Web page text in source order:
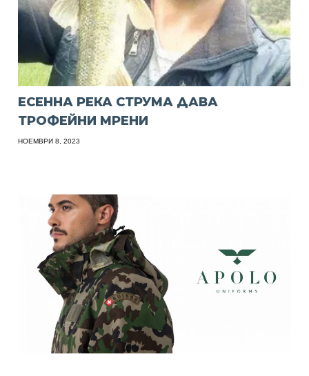
ЕСЕННА РЕКА СТРУМА ДАВА
ТРОФЕЙНИ МРЕНИ
НОЕМВРИ 8, 2023